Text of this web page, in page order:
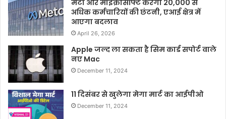
मेटा और माइक्रोसॉफ्ट करेगी 20,000 से
अधिक कर्मचारियों की छंटनी, एआई क्षेत्र में
आएगा बदलाव
April 26, 2026
Apple जल्द ला सकता है सिम कार्ड सपोर्ट वाले
नए Mac
December 11, 2024
11 दिसंबर से खुलेगा मेगा मार्ट का आईपीओ
December 11, 2024